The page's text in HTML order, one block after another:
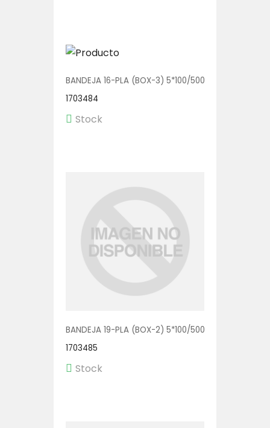
BANDEJA 16-PLA (BOX-3) 5*100/500
1703484
Stock
BANDEJA 19-PLA (BOX-2) 5*100/500
1703485
Stock